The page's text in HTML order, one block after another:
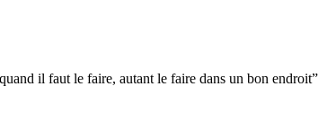
il faut le faire, autant le faire dans un bon endroit”